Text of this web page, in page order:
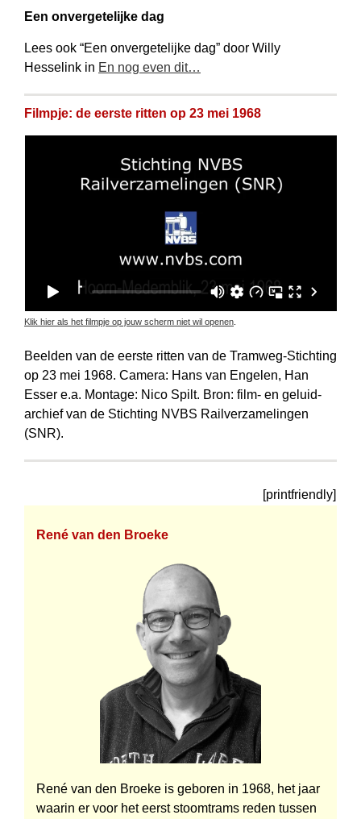
Een onvergetelijke dag
Lees ook “Een onvergetelijke dag” door Willy
Hesselink in En nog even dit…
Filmpje: de eerste ritten op 23 mei 1968
Klik hier als het filmpje op jouw scherm niet wil openen
Beelden van de eerste ritten van de Tramweg-Stichting
op 23 mei 1968. Camera: Hans van Engelen, Han
Esser e.a. Montage: Nico Spilt. Bron: film- en geluid­
archief van de Stichting NVBS Railverzamelingen
(SNR).
[printfriendly]
René van den Broeke
René van den Broeke is geboren in 1968, het jaar
waarin er voor het eerst stoomtrams reden tussen